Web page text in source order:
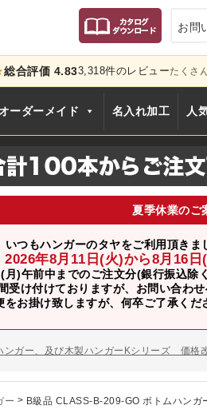
お問
総合評価 4.833,318件のレビューたくさ
ーダーメイド 名入れ加工 人
夏季休業のご
いつもハンガーのタヤをご利用頂きま
2026年8月11日(火)から8月16
月)午前中までのご注文分(銀行振込除
受け付けておりますが、お問い合わ
をお掛け致しますが、何卒ご了承くだ
知らせ
、およびディスプレイスタンド価格改定の
ンガー、及び木製ハンガーKシリーズ 価格
ー > B級品 CLASS-B-209-GO ボトムハンガ